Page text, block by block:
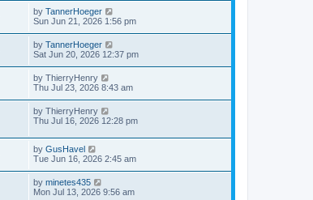
by TannerHoeger
Sun Jun 21, 2026 1:56 pm
by TannerHoeger
Sat Jun 20, 2026 12:37 pm
by ThierryHenry
Thu Jul 23, 2026 8:43 am
by ThierryHenry
Thu Jul 16, 2026 12:28 pm
by GusHavel
Tue Jun 16, 2026 2:45 am
by minetes435
Mon Jul 13, 2026 9:56 am